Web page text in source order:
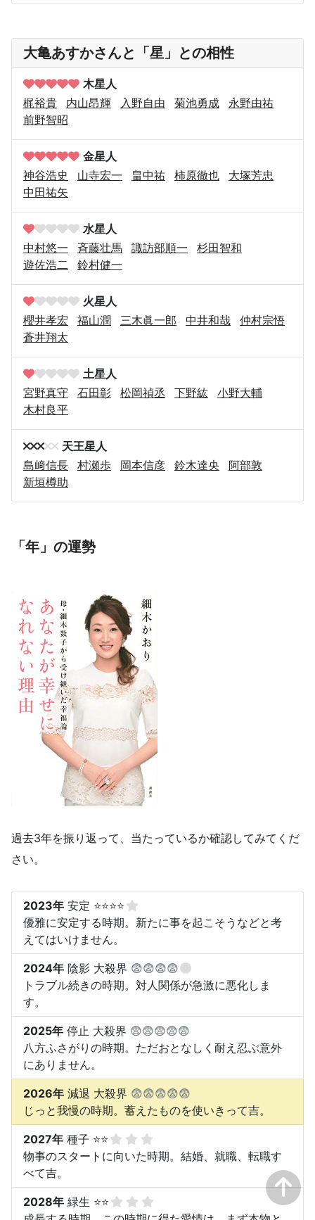
大亀あすかさんと「星」との相性
木星人
梶裕貴
内山昂輝 入野自由 菊池勇成
永野由祐
前野智昭
金星人
神谷浩史
山寺宏一 畠中祐 柿原徹也
大塚芳忠
中田祐矢
水星人
中村悠一
斉藤壮馬 諏訪部順一
杉田智和
遊佐浩二
鈴村健一
火星人
櫻井孝宏
福山潤 三木眞一郎 中井和哉
仲村宗悟
蒼井翔太
土星人
宮野真守
石田彰 松岡禎丞 下野紘
小野大輔
木村良平
天王星人
島﨑信長
村瀬歩 岡本信彦 鈴木達央
阿部敦
新垣樽助
「年」の運勢
過去3年を振り返って、当たっているか確認してみてくだ
さい。
2023年 安定 ⭐⭐⭐⭐
優雅に安定する時期。新たに事を起こそうなどと考
えてはいけません。
2024年 陰影 大殺界 😨😨😨😨
トラブル続きの時期。対人関係が急激に悪化しま
す。
2025年 停止 大殺界 😨😨😨😨😨
八方ふさがりの時期。ただおとなしく耐え忍ぶ意外
にありません。
2026年 減退 大殺界 😨😨😨😨😨
じっと我慢の時期。蓄えたものを使いきって吉。
2027年 種子 ⭐⭐
物事のスタートに向いた時期。結婚、就職、転職す
べて吉。
2028年 緑生 ⭐⭐